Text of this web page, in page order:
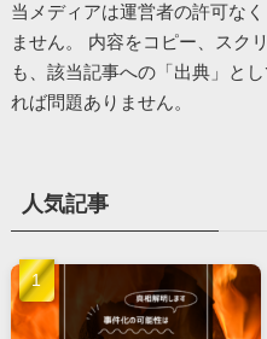
当メディアは運営者の許可な
ません。 内容をコピー、スク
も、該当記事への「出典」と
れば問題ありません。
人気記事